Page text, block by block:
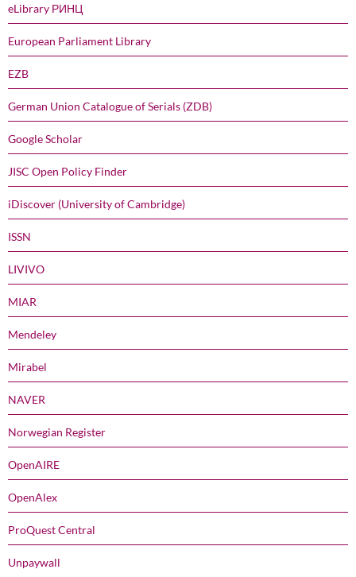
eLibrary РИНЦ
European Parliament Library
EZB
German Union Catalogue of Serials (ZDB)
Google Scholar
JISC Open Policy Finder
iDiscover (University of Cambridge)
ISSN
LIVIVO
MIAR
Mendeley
Mirabel
NAVER
Norwegian Register
OpenAIRE
OpenAlex
ProQuest Central
Unpaywall